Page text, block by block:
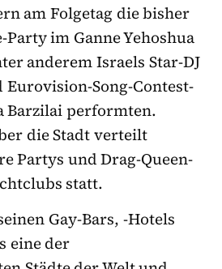
am Folgetag die bisher
im Ganne Yehoshua
anderem Israels Star-DJ
Song-Contest-
Barzilai performten.
die Stadt verteilt
Partys und Drag-Queen-
statt.
Gay-Bars, -Hotels
eine der